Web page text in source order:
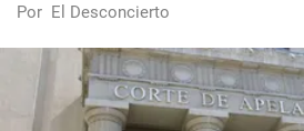
Por El Desconcierto